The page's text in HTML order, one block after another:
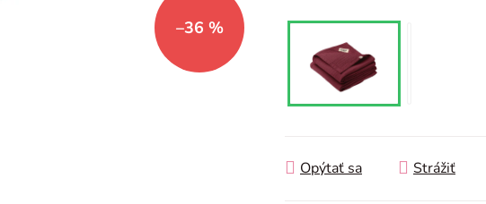
Opýtať sa Strážiť
–36 %